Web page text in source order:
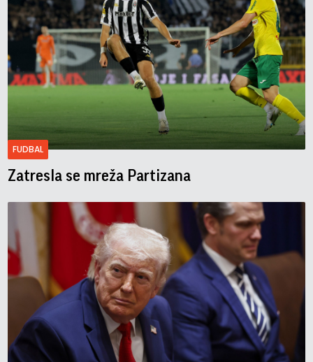
FUDBAL
Zatresla se mreža Partizana